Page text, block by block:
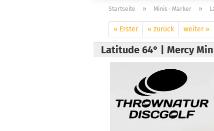
Startseite » Minis · Marker »
« Erster « zurück weiter »
Latitude 64° | Mercy